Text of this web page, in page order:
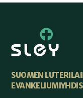
SUOMEN